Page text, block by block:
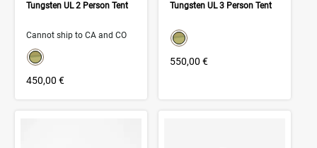
Tungsten UL 2 Person Tent
Cannot ship to CA and CO
color swatch
Select color
450,00 €
Tungsten UL 3 Person Tent
color swatch
Select color
550,00 €